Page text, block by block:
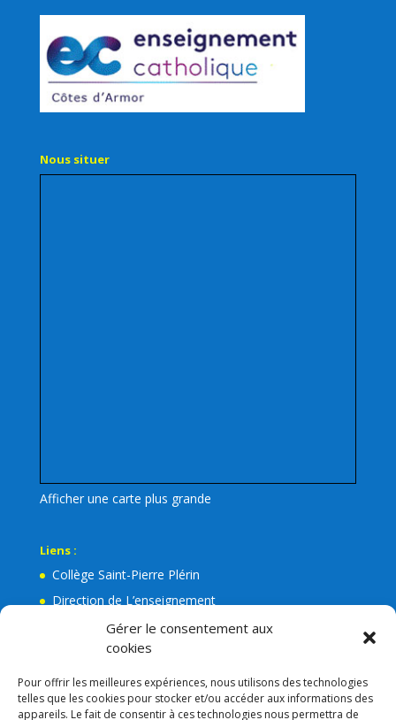
Gérer le consentement aux
cookies
Pour offrir les meilleures expériences, nous utilisons des technologies
telles que les cookies pour stocker et/ou accéder aux informations des
appareils. Le fait de consentir à ces technologies nous permettra de
Nous situer
Afficher une carte plus grande
Liens :
Collège Saint-Pierre Plérin
Direction de L’enseignement
La Mairie de Plérin
Ecole Jean Leuduger Plérin
Facebook de l’Apel Notre-Dame
Lien admin